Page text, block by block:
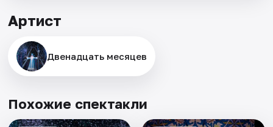
Артист
Двенадцать месяцев
Похожие спектакли